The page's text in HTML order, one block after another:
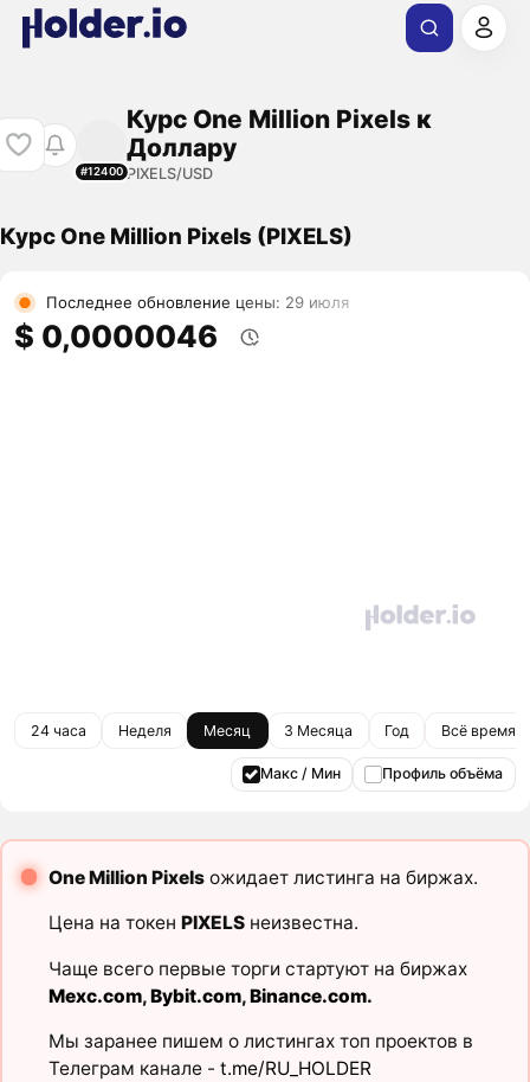
#12400
Курс One Million Pixels к
Доллару
PIXELS/USD
Курс One Million Pixels (PIXELS)
Последнее обновление цены: 29 июля
$ 0,0000046
24 часа Неделя Месяц 3 Месяца Год Всё время
Макс / Мин Профиль объёма
One Million Pixelsожидает листинга на биржах.
Цена на токен PIXELSнеизвестна.
Чаще всего первые торги стартуют на биржах
Mexc.com,Bybit.com,Binance.com.
Мы заранее пишем о листингах топ проектов в
Телеграм канале - t.me/RU_HOLDER